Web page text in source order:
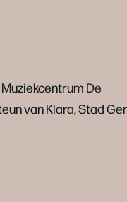
De
van Klara, Stad